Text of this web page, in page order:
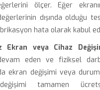
ölçer. Eğer
dışında olduğu
hata olarak kabul
Ekran veya Cihaz
eden ve fiziksel
ekran değişimi veya
tamamen